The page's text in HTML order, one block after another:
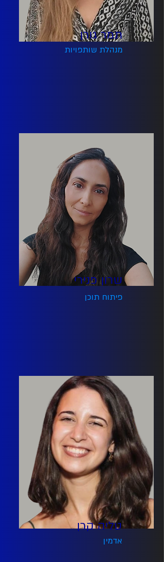
תמר גורן
מנהלת שותפויות
שרון פנירי
פיתוח תוכן
טליה קרן
אדמין